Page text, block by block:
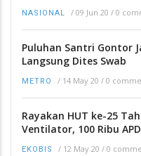
NASIONAL / 09 Jun 20 / 0
Puluhan Santri Gontor
Langsung Dites Swab
METRO / 14 May 20 / 0
Rayakan HUT ke-25
Ventilator, 100 Ribu
EKOBIS / 12 May 20 / 0